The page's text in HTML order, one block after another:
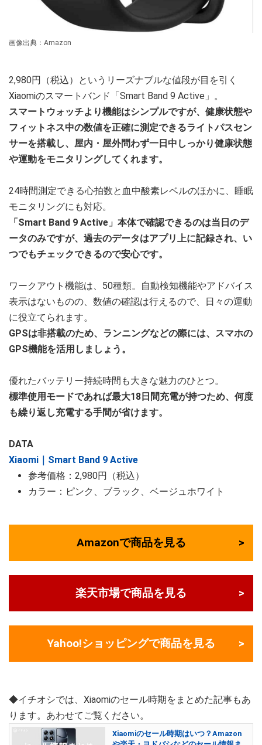
画像出典：Amazon
2,980円（税込）というリーズナブルな値段が目を引く
Xiaomiのスマートバンド「Smart Band 9 Active」。
スマートウォッチより機能はシンプルですが、健康状態や
フィットネス中の数値を正確に測定できるライトパスセン
サーを搭載し、屋内・屋外問わず一日中しっかり健康状態
や運動をモニタリングしてくれます。
24時間測定できる心拍数と血中酸素レベルのほかに、睡眠
モニタリングにも対応。
「Smart Band 9 Active」本体で確認できるのは当日のデ
ータのみですが、過去のデータはアプリ上に記録され、い
つでもチェックできるので安心です。
ワークアウト機能は、50種類。自動検知機能やアドバイス
表示はないものの、数値の確認は行えるので、日々の運動
に役立てられます。
GPSは非搭載のため、ランニングなどの際には、スマホの
GPS機能を活用しましょう。
優れたバッテリー持続時間も大きな魅力のひとつ。
標準使用モードであれば最大18日間充電が持つため、何度
も繰り返し充電する手間が省けます。
DATA
Xiaomi｜Smart Band 9 Active
参考価格：2,980円（税込）
カラー：ピンク、ブラック、ベージュホワイト
Amazonで商品を見る
楽天市場で商品を見る
Yahoo!ショッピングで商品を見る
◆イチオシでは、Xiaomiのセール時期をまとめた記事もあ
ります。あわせてご覧ください。
Xiaomiのセール時期はいつ？Amazon